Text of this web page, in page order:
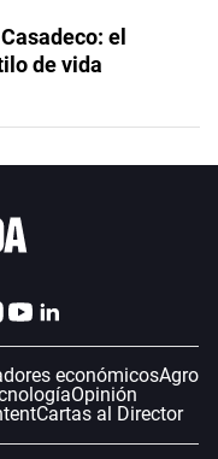
el
de vida
económicosAgro
Opinión
Cartas al Director